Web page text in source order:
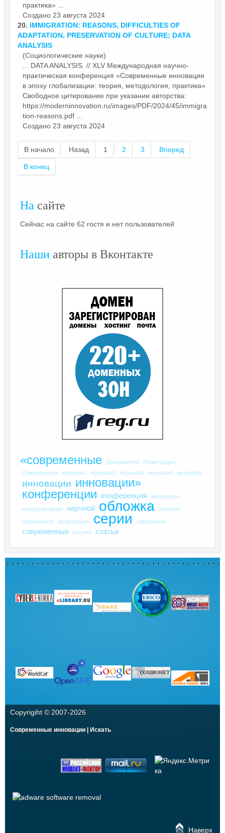
практика» ...
Создано 23 августа 2024
20. IMMIGRATION: REASONS, DIFFICULTIES OF
ADAPTATION, PRESERVATION OF CULTURE; DATA
ANALYSIS
(Социологические науки)
... DATA ANALYSIS. // XLV Международная научно-
практическая конференция «Современные инновации
в эпоху глобализации: теория, методология, практика»
Свободное цитирование при указании авторства:
https://moderninnovation.ru/images/PDF/2024/45/immigra
tion-reasons.pdf ...
Создано 23 августа 2024
В начало Назад 1 2 3 Вперед
В конец
На сайте
Сейчас на сайте 62 гостя и нет пользователей
Наши авторы в Вконтакте
«современные Оргкомитете
Регистрация
Современные
журнала1 журнала2 журнала3 журнала4 журнала5
инновации инновации»
конференции
конференция материалы
международная научной обложка оргвзнос
оргкомитете регистрация серии совершена
современные ссылки статьи
Copyrigiht © 2007-2026
Современные инновации | Искать
Наверх